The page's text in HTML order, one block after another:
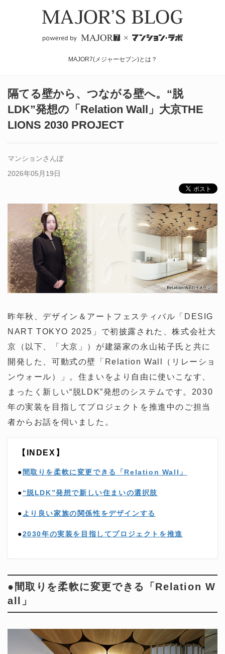
MAJOR7(メジャーセブン)とは？
隔てる壁から、つながる壁へ。“脱
LDK”発想の「Relation Wall」大京THE
LIONS 2030 PROJECT
マンションさんぽ
2026年05月19日
昨年秋、デザイン＆アートフェスティバル「DESIG
NART TOKYO 2025」で初披露された、株式会社大
京（以下、「大京」）が建築家の永山祐子氏と共に
開発した、可動式の壁「Relation Wall（リレーショ
ンウォール）」。住まいをより自由に使いこなす、
まったく新しい“脱LDK”発想のシステムです。2030
年の実装を目指してプロジェクトを推進中のご担当
者からお話を伺いました。
【INDEX】
● 間取りを柔軟に変更できる「Relation Wall」
● “脱LDK”発想で新しい住まいの選択肢
● より良い家族の関係性をデザインする
●2030年の実装を目指してプロジェクトを推進
●間取りを柔軟に変更できる「Relation W
all」